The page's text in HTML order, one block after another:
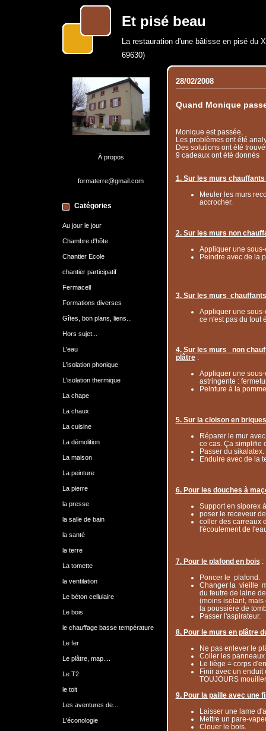
Et pisé beau
La restauration d'une bâtisse en pisé du
69630)
À propos
formaterre@gmail.com
Catégories
Au jour le jour
Chambre d'hôte
Chantier Ecole
chantier participatif
Fermacell
Formations diverses
Gîtes, bon plans, liens...
Hors sujet...
L'eau
L'isolation phonique
L'isolation thermique
La chape
La chaux
La cuisine
La démolition
La maison
La peinture
La pierre
la presse
la salle de bain
la santé
la terre
La tomette
la ventilation
Le béton cellulaire
Le bois
le chauffage basse température
Le fer
Le plâtre, map....
Le T2
le toit
Les aventures de...
L'éconologie
28/02/2008
Quand Monique
Monique est passée,
Les problèmes ont été
Des solutions ont été
9 cadeaux ont été donnés
1. Sur les murs
Meuler les murs
accrocher.
2. Sur les murs non
Appliquer une
Peindre avec de la
3. Sur les murs
Appliquer une
ce n'est pas du tout
4. Sur les murs non
plâtre:
Appliquer une
astringente :
Peinture à la
5. Sur la cloison en
Réparer le mur
ce cas. Ça simplifie
Passer du sikalatex.
Enduire avec de la
6. Pour les douches à
Support en siporex
poser le receveur
coller des carreaux
l'écoulement de
7. Pour le plafond en bois :
Poncer le plafond.
Changer la vieille
du feutre de laine
(moins isolant, mais
la poussière de
Passer l'aspirateur.
8. Pour le murs en plâtre
Ne pas enlever le
Coller les panneaux
Le liège = corps
Finir avec un enduit
TOUJOURS
9. Pour la paille avec une
Laisser une lame
Mettre un pare-
Clouer le bois.